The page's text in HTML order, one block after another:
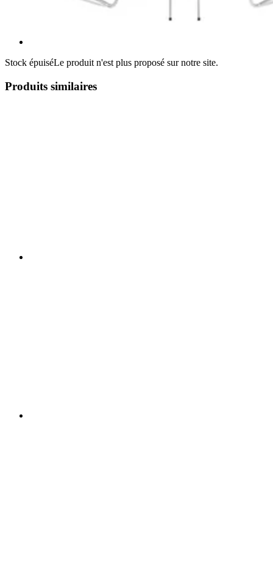
Stock épuiséLe produit n'est plus proposé sur notre site.
Produits similaires